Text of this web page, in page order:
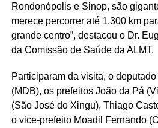
Rondonópolis e Sinop, são
merece percorrer até 1.300 km
grande centro”, destacou o Dr.
da Comissão de Saúde da ALMT.
Participaram da visita, o
(MDB), os prefeitos João da Pá
(São José do Xingu), Thiago
o vice-prefeito Moadil Fernando